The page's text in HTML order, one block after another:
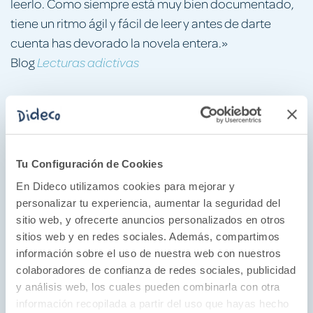
Tu Configuración de Cookies
En Dideco utilizamos cookies para mejorar y
personalizar tu experiencia, aumentar la seguridad del
sitio web, y ofrecerte anuncios personalizados en otros
sitios web y en redes sociales. Además, compartimos
información sobre el uso de nuestra web con nuestros
colaboradores de confianza de redes sociales, publicidad
y análisis web, los cuales pueden combinarla con otra
información recopilada a partir del uso que hayas hecho
tiene un ritmo ágil y fácil de leer y antes de darte
cuenta has devorado la novela entera.»
BlogLecturas adictivas
envolvente la autora consigue atraparnos en una
doble historia con gran cantidad de documentación
histórica y cultural verídica, con personajes reales,
con una ambientación precisa y fascinante y
rodeada de emociones y descubrimientos
personales y sentimentales.»
BlogEl templo de la lectura
«La autora consigue una y otra vez atraparnos en
cada una de sus novelas gracias a la perfecta